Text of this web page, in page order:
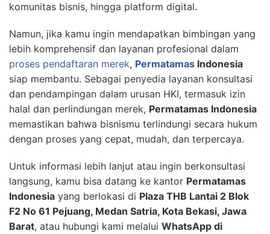
komunitas bisnis, hingga platform digital.
Namun, jika kamu ingin mendapatkan bimbingan yang
lebih komprehensif dan layanan profesional dalam
proses pendaftaran merek, Permatamas Indonesia
siap membantu. Sebagai penyedia layanan konsultasi
dan pendampingan dalam urusan HKI, termasuk izin
halal dan perlindungan merek, Permatamas Indonesia
memastikan bahwa bisnismu terlindungi secara hukum
dengan proses yang cepat, mudah, dan terpercaya.
Untuk informasi lebih lanjut atau ingin berkonsultasi
langsung, kamu bisa datang ke kantor Permatamas
Indonesia yang berlokasi di Plaza THB Lantai 2 Blok
F2 No 61 Pejuang, Medan Satria, Kota Bekasi, Jawa
Barat, atau hubungi kami melalui WhatsApp di